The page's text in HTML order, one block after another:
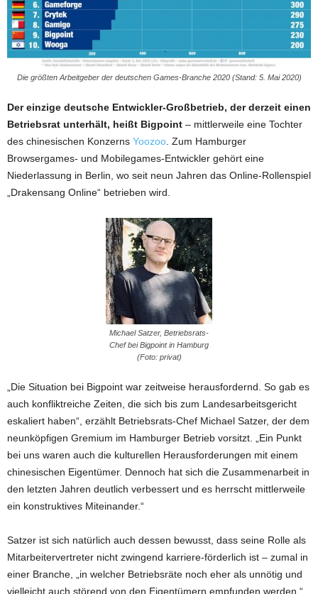
Die größten Arbeitgeber der deutschen Games-Branche 2020 (Stand: 5. Mai 2020)
Der einzige deutsche Entwickler-Großbetrieb, der derzeit einen
Betriebsrat unterhält, heißt Bigpoint – mittlerweile eine Tochter
des chinesischen Konzerns Yoozoo . Zum Hamburger
Browsergames- und Mobilegames-Entwickler gehört eine
Niederlassung in Berlin, wo seit neun Jahren das Online-Rollenspiel
„Drakensang Online“ betrieben wird.
Michael Satzer, Betriebsrats-
Chef bei Bigpoint in Hamburg
(Foto: privat)
„Die Situation bei Bigpoint war zeitweise herausfordernd. So gab es
auch konfliktreiche Zeiten, die sich bis zum Landesarbeitsgericht
eskaliert haben“, erzählt Betriebsrats-Chef Michael Satzer, der dem
neunköpfigen Gremium im Hamburger Betrieb vorsitzt. „Ein Punkt
bei uns waren auch die kulturellen Herausforderungen mit einem
chinesischen Eigentümer. Dennoch hat sich die Zusammenarbeit in
den letzten Jahren deutlich verbessert und es herrscht mittlerweile
ein konstruktives Miteinander.“
Satzer ist sich natürlich auch dessen bewusst, dass seine Rolle als
Mitarbeitervertreter nicht zwingend karriere-förderlich ist – zumal in
einer Branche, „in welcher Betriebsräte noch eher als unnötig und
vielleicht auch störend von den Eigentümern empfunden werden.“